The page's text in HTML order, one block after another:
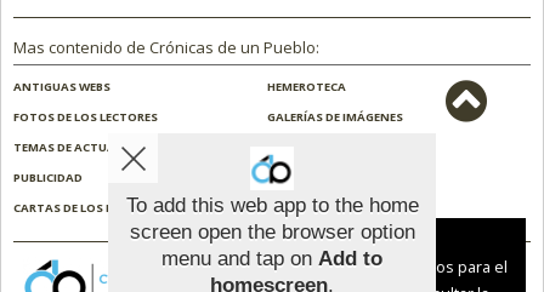
Mas contenido de Crónicas de un Pueblo:
ANTIGUAS WEBS
HEMEROTECA
FOTOS DE LOS LECTORES
GALERÍAS DE IMÁGENES
TEMAS DE ACTUALIDAD
PUBLICIDAD
CONTACTO
CARTAS DE LOS LECTORES
ENCUESTAS
To add this web app to the home
screen open the browser option
menu and tap on Add to
homescreen.
Aviso sobre el Uso de cookies:
Utilizamos cookies nuestras y de terceros para el